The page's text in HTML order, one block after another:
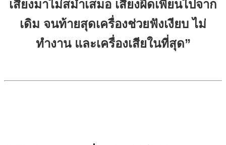
เสียงมาไม่สม่ำเสมอ เสียงผิดเพี้ยนไปจาก
เดิม จนท้ายสุดเครื่องช่วยฟังเงียบ ไม่
ทำงาน และเครื่องเสียในที่สุด”